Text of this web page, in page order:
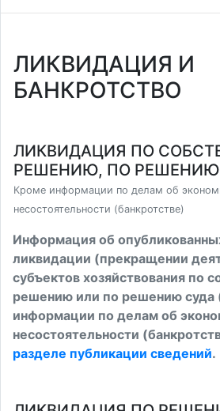
ЛИКВИДАЦИЯ И
БАНКРОТСТВО
ЛИКВИДАЦИЯ ПО
РЕШЕНИЮ, ПО
Кроме информации по делам об
несостоятельности (банкротстве)
Информация об
ликвидации (прекращении
субъектов хозяйствования по
решению или по решению суда
информации по делам об
несостоятельности
разделе публикации сведений.